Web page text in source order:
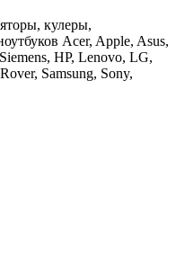
кулеры,
Acer, Apple, Asus,
HP, Lenovo, LG,
Samsung, Sony,